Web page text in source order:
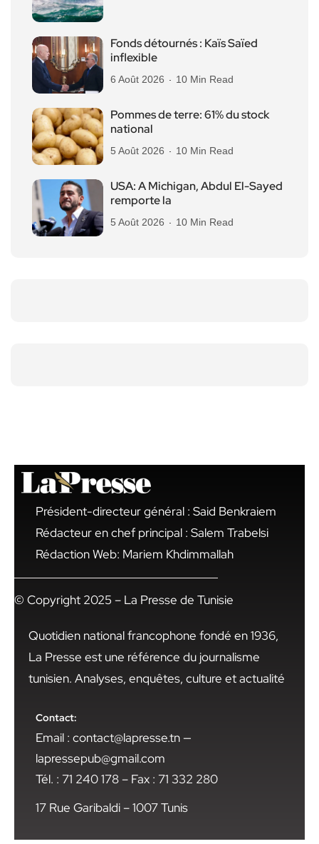
Fonds détournés : Kaïs Saïed
inflexible
6 Août 2026 10 Min Read
Pommes de terre: 61% du stock
national
5 Août 2026 10 Min Read
USA: A Michigan, Abdul El-Sayed
remporte la
5 Août 2026 10 Min Read
Président-directeur général : Said Benkraiem
Rédacteur en chef principal : Salem Trabelsi
Rédaction Web: Mariem Khdimmallah
© Copyright 2025 – La Presse de Tunisie
Quotidien national francophone fondé en 1936,
La Presse est une référence du journalisme
tunisien. Analyses, enquêtes, culture et actualité
Contact:
Email : contact@lapresse.tn —
lapressepub@gmail.com
Tél. : 71 240 178 – Fax : 71 332 280
17 Rue Garibaldi – 1007 Tunis